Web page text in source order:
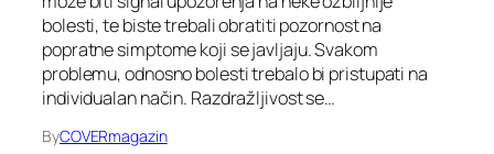
bolesti, te biste trebali obratiti pozornost na
popratne simptome koji se javljaju. Svakom
problemu, odnosno bolesti trebalo bi pristupati na
individualan način. Razdražljivost se…
ByCOVERmagazin